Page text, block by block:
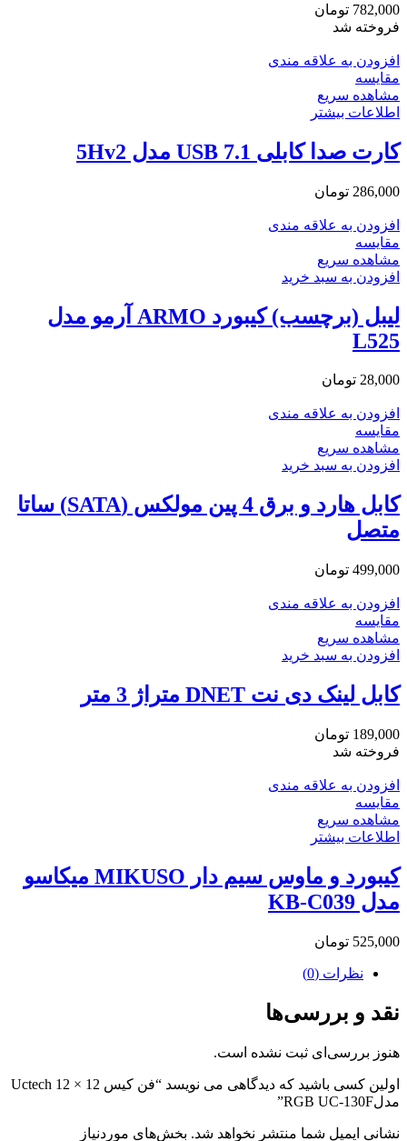
782,000 تومان
فروخته شد
افزودن به علاقه مندی
مقایسه
مشاهده سریع
اطلاعات بیشتر
کارت صدا کابلی USB 7.1 مدل 5Hv2
286,000 تومان
افزودن به علاقه مندی
مقایسه
مشاهده سریع
افزودن به سبد خرید
لیبل (برچسب) کیبورد ARMO آرمو مدل
L525
28,000 تومان
افزودن به علاقه مندی
مقایسه
مشاهده سریع
افزودن به سبد خرید
کابل هارد و برق 4 پین مولکس (SATA) ساتا
متصل
499,000 تومان
افزودن به علاقه مندی
مقایسه
مشاهده سریع
افزودن به سبد خرید
کابل لینک دی نت DNET متراژ 3 متر
189,000 تومان
فروخته شد
افزودن به علاقه مندی
مقایسه
مشاهده سریع
اطلاعات بیشتر
کیبورد و ماوس سیم دار MIKUSO میکاسو
مدل KB-C039
525,000 تومان
نظرات (0)
نقد و بررسی‌ها
هنوز بررسی‌ای ثبت نشده است.
اولین کسی باشید که دیدگاهی می نویسد “فن کیس 12 × 12 Uctech
مدلRGB UC-130F”
نشانی ایمیل شما منتشر نخواهد شد. بخش‌های موردنیاز